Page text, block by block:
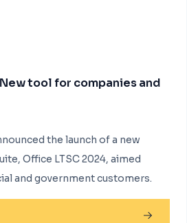
tool for companies and
the launch of a new
Office LTSC 2024, aimed
and government customers.